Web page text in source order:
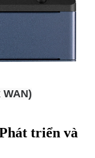
triển và